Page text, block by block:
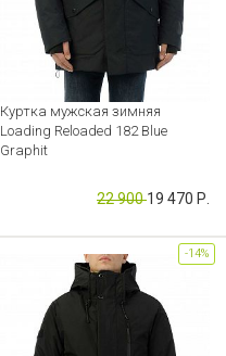
Куртка мужская зимняя
Loading Reloaded 182 Blue
Graphit
Артикул: CB000038491
22 90019 470 Р.
-14%